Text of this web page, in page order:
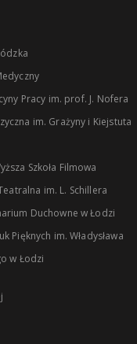
Pracy im. prof. J. Nofera
im. Grażyny i Kiejstuta
Szkoła Filmowa
im. L. Schillera
Duchowne w Łodzi
Pięknych im. Władysława
w Łodzi